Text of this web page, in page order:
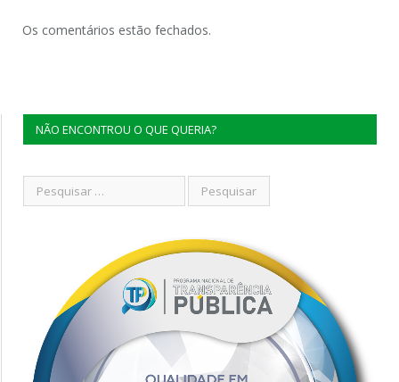
Os comentários estão fechados.
NÃO ENCONTROU O QUE QUERIA?